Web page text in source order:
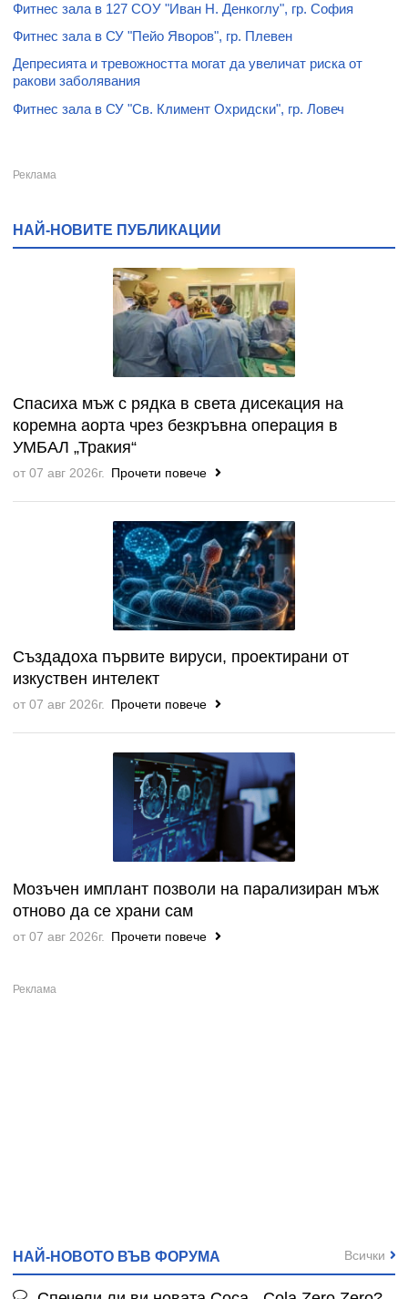
Фитнес зала в 127 СОУ "Иван Н. Денкоглу", гр. София
Фитнес зала в СУ "Пейо Яворов", гр. Плевен
Депресията и тревожността могат да увеличат риска от
ракови заболявания
Фитнес зала в СУ "Св. Климент Охридски", гр. Ловеч
НАЙ-НОВИТЕ ПУБЛИКАЦИИ
Спасиха мъж с рядка в света дисекация на
коремна аорта чрез безкръвна операция в
УМБАЛ „Тракия“
от 07 авг 2026г. Прочети повече
Създадоха първите вируси, проектирани от
изкуствен интелект
от 07 авг 2026г. Прочети повече
Мозъчен имплант позволи на парализиран мъж
отново да се храни сам
от 07 авг 2026г. Прочети повече
НАЙ-НОВОТО ВЪВ ФОРУМА Всички